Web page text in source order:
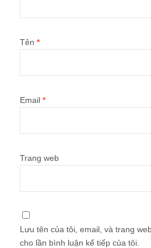
Tên *
Email *
Trang web
Lưu tên của tôi, email, và trang
cho lần bình luận kế tiếp của tôi.